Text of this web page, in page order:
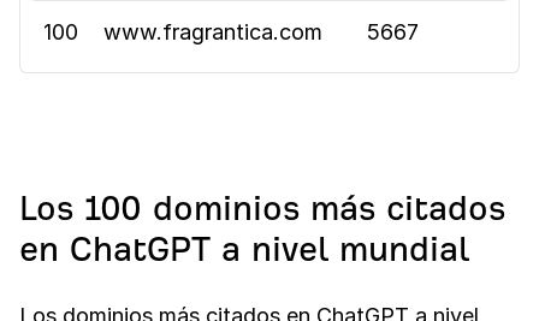
100 www.fragrantica.com 5667
Los 100 dominios más citados
en ChatGPT a nivel mundial
Los dominios más citados en ChatGPT a nivel